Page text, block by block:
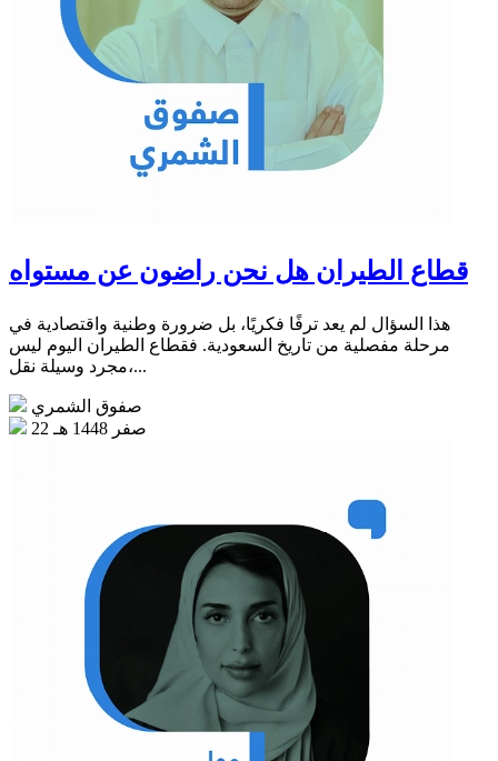
قطاع الطيران هل نحن راضون عن مستواه
هذا السؤال لم يعد ترفًا فكريًا، بل ضرورة وطنية واقتصادية في
مرحلة مفصلية من تاريخ السعودية. فقطاع الطيران اليوم ليس
مجرد وسيلة نقل،...
صفوق الشمري
22 صفر 1448 هـ